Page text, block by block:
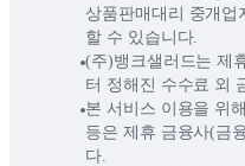
상품판매대리 중개
할 수 있습니다.
(주)뱅크샐러드는 제
터 정해진 수수료 외
본 서비스 이용을 위
등은 제휴 금융사(금
다.